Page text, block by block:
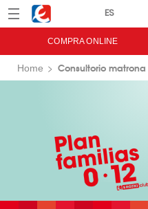
Menú Eroski
COMPRA ONLINE
Home Consultorio matrona